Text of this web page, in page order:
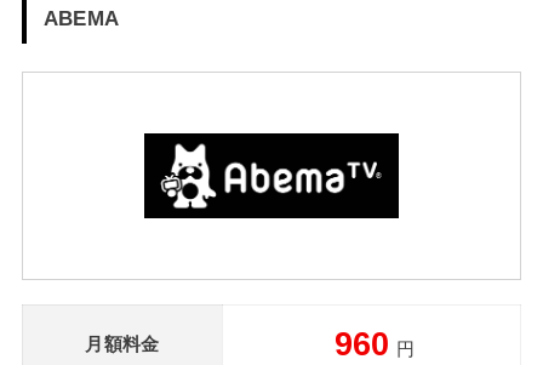
ABEMA
月額料金 960 円